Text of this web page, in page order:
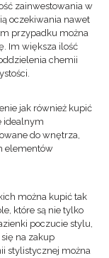
zainwestowania w
oczekiwania nawet
przypadku można
Im większa ilość
chemii
jak również kupić
idealnym
do wnętrza,
elementów
można kupić tak
które są nie tylko
poczucie stylu,
na zakup
stylistycznej można